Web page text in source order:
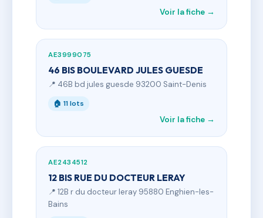
Voir la fiche →
AE3999075
46 BIS BOULEVARD JULES GUESDE
📍 46B bd jules guesde 93200 Saint-Denis
🏠 11 lots
Voir la fiche →
AE2434512
12 BIS RUE DU DOCTEUR LERAY
📍 12B r du docteur leray 95880 Enghien-les-
Bains